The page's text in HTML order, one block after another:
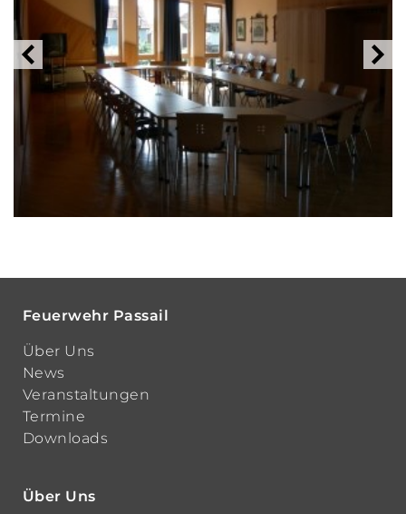
Feuerwehr Passail
Über Uns
News
Veranstaltungen
Termine
Downloads
Über Uns